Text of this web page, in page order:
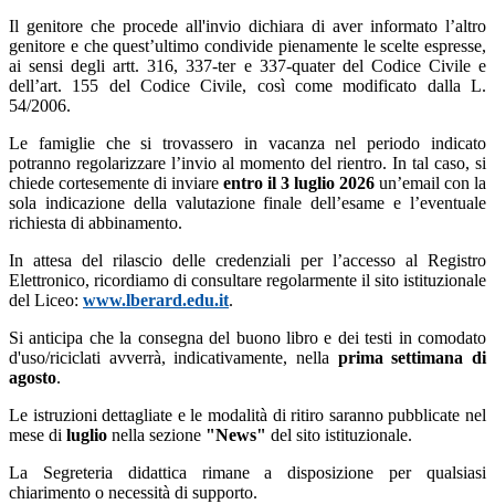
Il genitore che procede all'invio dichiara di aver informato l’altro
genitore e che quest’ultimo condivide pienamente le scelte espresse,
ai sensi degli artt. 316, 337-ter e 337-quater del Codice Civile e
dell’art. 155 del Codice Civile, così come modificato dalla L.
54/2006.
Le famiglie che si trovassero in vacanza nel periodo indicato
potranno regolarizzare l’invio al momento del rientro. In tal caso, si
chiede cortesemente di inviare entro il 3 luglio 2026 un’email con la
sola indicazione della valutazione finale dell’esame e l’eventuale
richiesta di abbinamento.
In attesa del rilascio delle credenziali per l’accesso al Registro
Elettronico, ricordiamo di consultare regolarmente il sito istituzionale
del Liceo: www.lberard.edu.it.
Si anticipa che la consegna del buono libro e dei testi in comodato
d'uso/riciclati avverrà, indicativamente, nella prima settimana di
agosto.
Le istruzioni dettagliate e le modalità di ritiro saranno pubblicate nel
mese di luglio nella sezione "News" del sito istituzionale.
La Segreteria didattica rimane a disposizione per qualsiasi
chiarimento o necessità di supporto.